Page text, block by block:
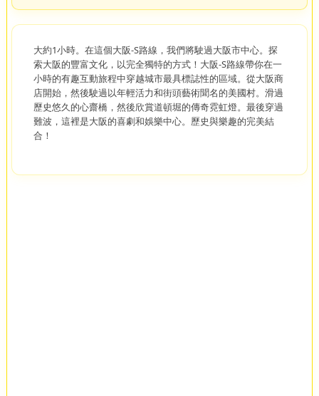
大約1小時。在這個大阪-S路線，我們將駛過大阪市中心。探
索大阪的豐富文化，以完全獨特的方式！大阪-S路線帶你在一
小時的有趣互動旅程中穿越城市最具標誌性的區域。從大阪商
店開始，然後駛過以年輕活力和街頭藝術聞名的美國村。滑過
歷史悠久的心齋橋，然後欣賞道頓堀的傳奇霓虹燈。最後穿過
難波，這裡是大阪的喜劇和娛樂中心。歷史與樂趣的完美結
合！